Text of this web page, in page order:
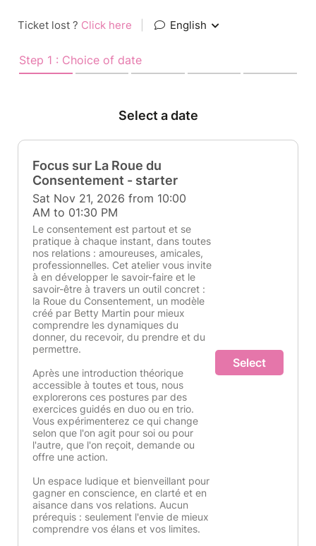
Ticket lost ? Click here English
Step 1 : Choice of date
Select a date
Focus sur La Roue du
Consentement - starter
Sat Nov 21, 2026 from 10:00
AM to 01:30 PM
Le consentement est partout et se
pratique à chaque instant, dans toutes
nos relations : amoureuses, amicales,
professionnelles. Cet atelier vous invite
à en développer le savoir-faire et le
savoir-être à travers un outil concret :
la Roue du Consentement, un modèle
créé par Betty Martin pour mieux
comprendre les dynamiques du
donner, du recevoir, du prendre et du
permettre.
Après une introduction théorique
accessible à toutes et tous, nous
explorerons ces postures par des
exercices guidés en duo ou en trio.
Vous expérimenterez ce qui change
selon que l'on agit pour soi ou pour
l'autre, que l'on reçoit, demande ou
offre une action.
Un espace ludique et bienveillant pour
gagner en conscience, en clarté et en
aisance dans vos relations. Aucun
prérequis : seulement l'envie de mieux
comprendre vos élans et vos limites.
Select